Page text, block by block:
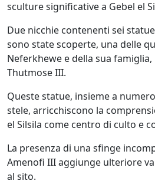
sculture significative a Gebel el
Due nicchie contenenti sei
sono state scoperte, una delle
Neferkhewe e della sua
Thutmose III.
Queste statue, insieme a
stele, arricchiscono la
el Silsila come centro di culto e
La presenza di una sfinge
Amenofi III aggiunge ulteriore
al sito.